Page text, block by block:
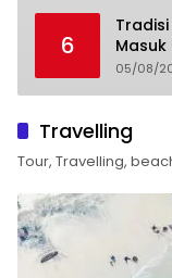
6
Masuk
05/08/
Travelling
Tour, Travelling,